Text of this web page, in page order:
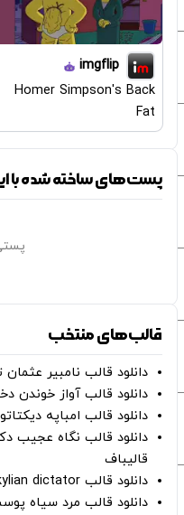
imgflip
Homer Simpson's Back
Fat
پست‌های ساخته شده با
قالب‌های منتخب
دانلود قالب نامبیر
دانلود قالب آواز خوندن
دانلود قالب امباپه
دانلود قالب نگاه عجیب
قالیباف
دانلود قالب kylian dictator